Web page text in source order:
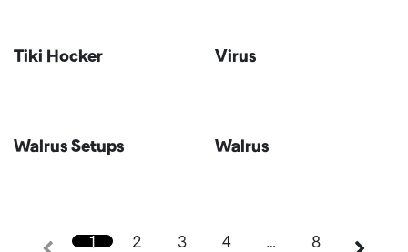
Tiki Hocker Virus
Walrus Setups Walrus
1 2 3 4 … 8